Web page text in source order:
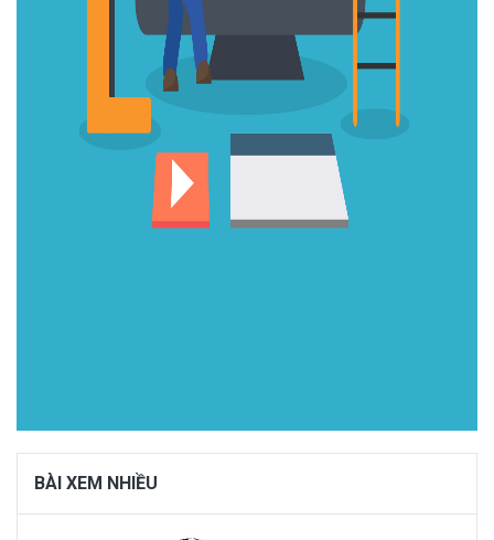
BÀI XEM NHIỀU